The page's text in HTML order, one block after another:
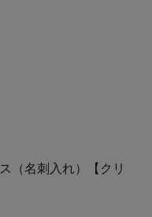
（名刺入れ）【クリ